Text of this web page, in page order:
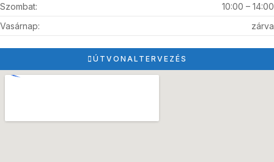
Szombat:
10:00 – 14:00
Vasárnap:
zárva
ÚTVONALTERVEZÉS